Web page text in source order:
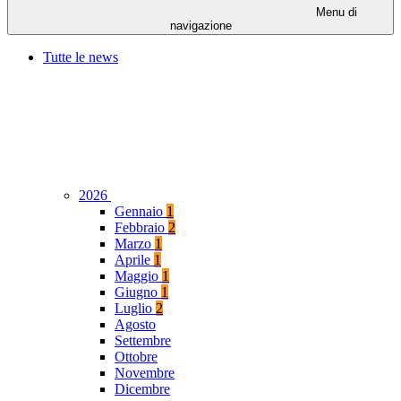
Menu di
navigazione
Tutte le news
2026
Gennaio 1
Febbraio 2
Marzo 1
Aprile 1
Maggio 1
Giugno 1
Luglio 2
Agosto
Settembre
Ottobre
Novembre
Dicembre